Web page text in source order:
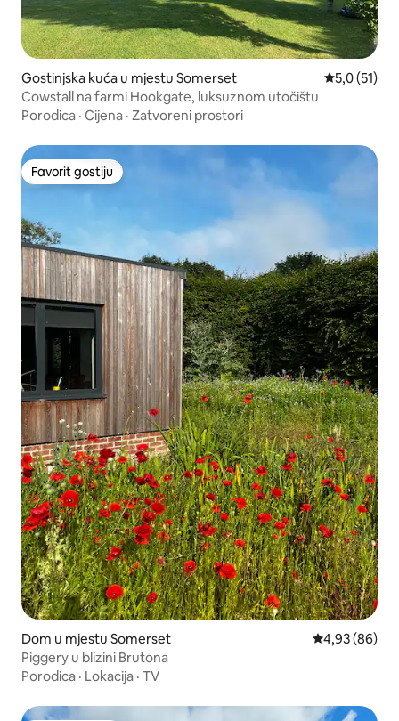
Gostinjska kuća u mjestu Somerset Prosječna
5,0 (51)
Cowstall na farmi Hookgate, luksuznom utočištu
Porodica · Cijena · Zatvoreni prostori
Favorit gostiju
Favorit gostiju
Dom u mjestu Somerset Prosječna
4,93 (86)
Piggery u blizini Brutona
Porodica · Lokacija · TV